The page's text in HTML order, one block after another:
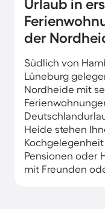
Urlaub in
der
Südlich von
Lüneburg
Nordheide mit
Heide stehen
Pensionen oder
mit Freunden